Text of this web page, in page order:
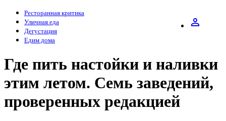
perm_identity
Ресторанная критика
Уличная еда
Дегустация
Едим дома
Где пить настойки и наливки
этим летом. Семь заведений,
проверенных редакцией